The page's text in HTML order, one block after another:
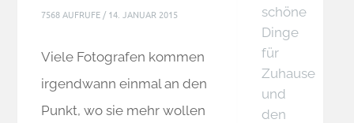
7568 AUFRUFE /14. JANUAR 2015
Viele Fotografen kommen
irgendwann einmal an den
Punkt, wo sie mehr wollen
schöne
Dinge
für
Zuhause
und
den